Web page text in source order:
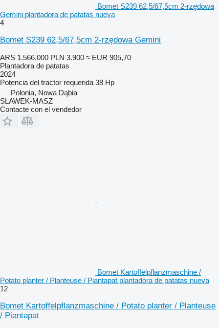
Bomet S239 62,5/67,5cm 2-rzędowa
Gemini plantadora de patatas nueva
4
Bomet S239 62,5/67,5cm 2-rzędowa Gemini
ARS 1.566.000 PLN 3.900 ≈ EUR 905,70
Plantadora de patatas
2024
Potencia del tractor requerida 38 Hp
Polonia, Nowa Dąbia
SLAWEK-MASZ
Contacte con el vendedor
Bomet Kartoffelpflanzmaschine /
Potato planter / Planteuse / Piantapat plantadora de patatas nueva
12
Bomet Kartoffelpflanzmaschine / Potato planter / Planteuse
/ Piantapat